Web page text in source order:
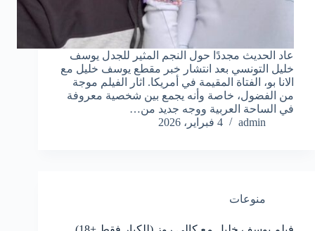
عاد الحديث مجددًا حول النجم المثير للجدل يوسف
خليل التونسي بعد انتشار خبر مقطع يوسف خليل مع
الانا بو، الفتاة المقيمة في أمريكا. اثار الفيلم موجة
من الفضول، خاصة وأنه يجمع بين شخصية معروفة
في الساحة العربية ووجه جديد من…
admin
4 فبراير، 2026
منوعات